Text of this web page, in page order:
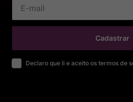
Cadastrar
Declaro que li e aceito os termos de